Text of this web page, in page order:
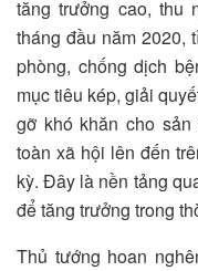
tăng trưởng cao, thu
tháng đầu năm 2020,
phòng, chống dịch
mục tiêu kép, giải
gỡ khó khăn cho
toàn xã hội lên đến
kỳ. Đây là nền tảng
để tăng trưởng trong
Thủ tướng hoan